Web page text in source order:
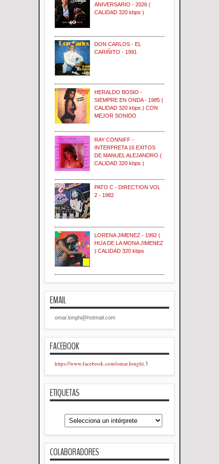
ANIVERSARIO - 2026 (
CALIDAD 320 kbps )
DON CARLOS - EL
CARIÑITO - 1991
HERALDO BOSIO -
SIEMPRE EN ONDA - 1985 (
CALIDAD 320 kbps ) CON
MEJOR SONIDO
RAY CONNIFF -
INTERPRETA 16 EXITOS
DE MANUEL ALEJANDRO (
CALIDAD 320 kbps )
PATO C - DIRECTION VOL
2 - 1982
LORENA JIMENEZ - 1992 (
HIJA DE LA MONA JIMENEZ
) CALIDAD 320 kbps
EMAIL
omar.longhi@hotmail.com
FACEBOOK
https://www.facebook.com/omar.longhi.3
ETIQUETAS
COLABORADORES